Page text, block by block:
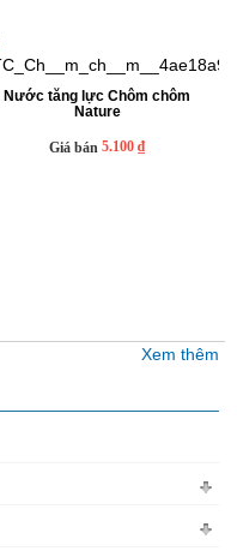
Nước tăng lực Chôm chôm
Nature
Giá bán 5.100 ₫
Xem thêm